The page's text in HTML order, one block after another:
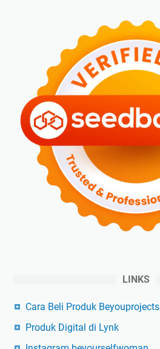
LINKS
Cara Beli Produk Beyouprojects
Produk Digital di Lynk